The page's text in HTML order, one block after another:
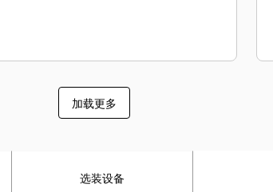
加载更多
选装设备